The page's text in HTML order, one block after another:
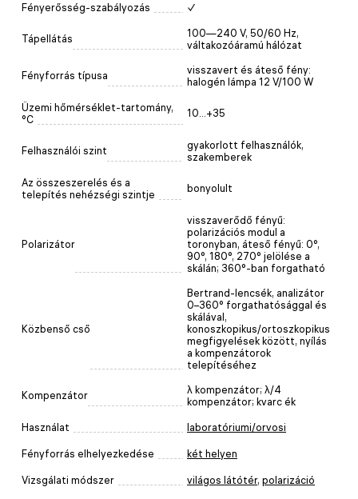
Fényerősség-szabályozás ✓
Tápellátás
100—240 V, 50/60 Hz,
váltakozóáramú hálózat
Fényforrás típusa
visszavert és áteső fény:
halogén lámpa 12 V/100 W
Üzemi hőmérséklet-tartomány,
°C
10...+35
Felhasználói szint
gyakorlott felhasználók,
szakemberek
Az összeszerelés és a
telepítés nehézségi szintje
bonyolult
Polarizátor
visszaverődő fényű:
polarizációs modul a
toronyban, áteső fényű: 0°,
90°, 180°, 270° jelölése a
skálán; 360°-ban forgatható
Közbenső cső
Bertrand-lencsék, analizátor
0–360° forgathatósággal és
skálával,
konoszkopikus/ortoszkopikus
megfigyelések között, nyílás
a kompenzátorok
telepítéséhez
Kompenzátor
λ kompenzátor; λ/4
kompenzátor; kvarc ék
Használat laboratóriumi/orvosi
Fényforrás elhelyezkedése két helyen
Vizsgálati módszer világos látótér, polarizáció